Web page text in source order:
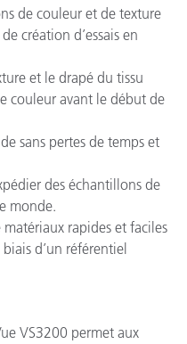
de couleur et de texture
création d’essais en
et le drapé du tissu
couleur avant le début de
sans pertes de temps et
des échantillons de
monde.
rapides et faciles
d’un référentiel
VS3200 permet aux